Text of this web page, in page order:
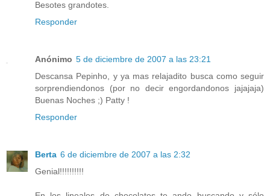
Besotes grandotes.
Responder
Anónimo 5 de diciembre de 2007 a las 23:21
Descansa Pepinho, y ya mas relajadito busca como seguir
sorprendiendonos (por no decir engordandonos jajajaja)
Buenas Noches ;) Patty !
Responder
Berta 6 de diciembre de 2007 a las 2:32
Genial!!!!!!!!!!